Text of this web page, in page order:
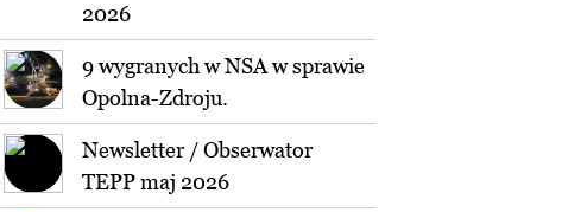
2026
9 wygranych w NSA w sprawie
Opolna-Zdroju.
Newsletter / Obserwator
TEPP maj 2026